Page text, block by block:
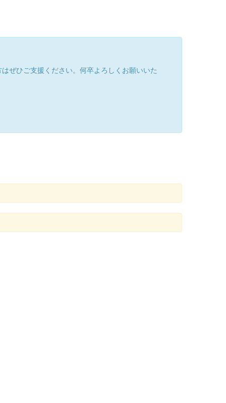
ぜひご支援ください。何卒よろしくお願いいた